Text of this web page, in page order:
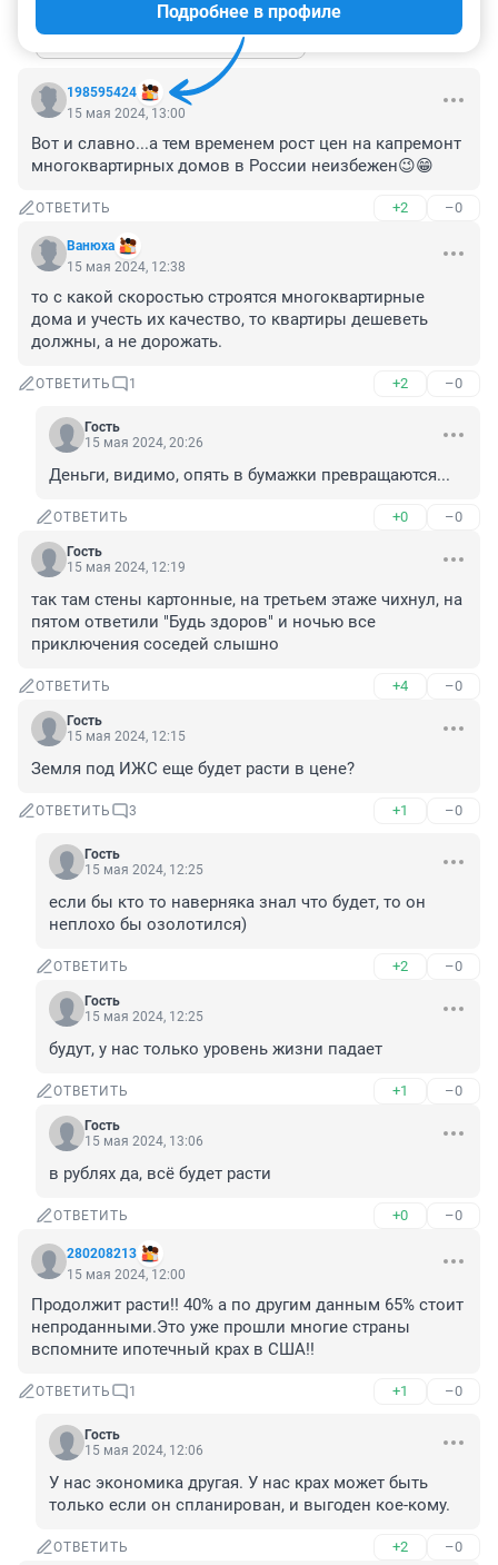
Показать ещё 4 ответа
198595424
Подробнее в профиле
15 мая 2024, 13:00
Вот и славно...а тем временем рост цен на капремонт
многоквартирных домов в России неизбежен😉😁
ОТВЕТИТЬ +2 –0
Вaнюхa
15 мая 2024, 12:38
то с какой скоростью строятся многоквартирные
дома и учесть их качество, то квартиры дешеветь
должны, а не дорожать.
ОТВЕТИТЬ 1 +2 –0
Гость
15 мая 2024, 20:26
Деньги, видимо, опять в бумажки превращаются...
ОТВЕТИТЬ +0 –0
Гость
15 мая 2024, 12:19
так там стены картонные, на третьем этаже чихнул, на
пятом ответили "Будь здоров" и ночью все
приключения соседей слышно
ОТВЕТИТЬ +4 –0
Гость
15 мая 2024, 12:15
Земля под ИЖС еще будет расти в цене?
ОТВЕТИТЬ 3 +1 –0
Гость
15 мая 2024, 12:25
если бы кто то наверняка знал что будет, то он
неплохо бы озолотился)
ОТВЕТИТЬ +2 –0
Гость
15 мая 2024, 12:25
будут, у нас только уровень жизни падает
ОТВЕТИТЬ +1 –0
Гость
15 мая 2024, 13:06
в рублях да, всё будет расти
ОТВЕТИТЬ +0 –0
280208213
15 мая 2024, 12:00
Продолжит расти!! 40% а по другим данным 65% стоит
непроданными.Это уже прошли многие страны
вспомните ипотечный крах в США!!
ОТВЕТИТЬ 1 +1 –0
Гость
15 мая 2024, 12:06
У нас экономика другая. У нас крах может быть
только если он спланирован, и выгоден кое-кому.
ОТВЕТИТЬ +2 –0